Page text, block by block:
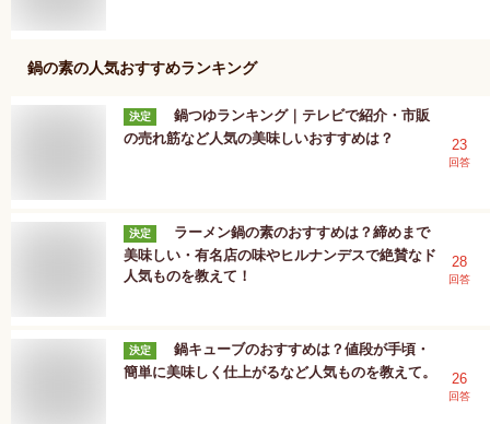
鍋の素の人気おすすめランキング
決定
鍋つゆランキング｜テレビで紹介・市販
の売れ筋など人気の美味しいおすすめは？
23
回答
決定
ラーメン鍋の素のおすすめは？締めまで
美味しい・有名店の味やヒルナンデスで絶賛なド
人気ものを教えて！
28
回答
決定
鍋キューブのおすすめは？値段が手頃・
簡単に美味しく仕上がるなど人気ものを教えて。
26
回答